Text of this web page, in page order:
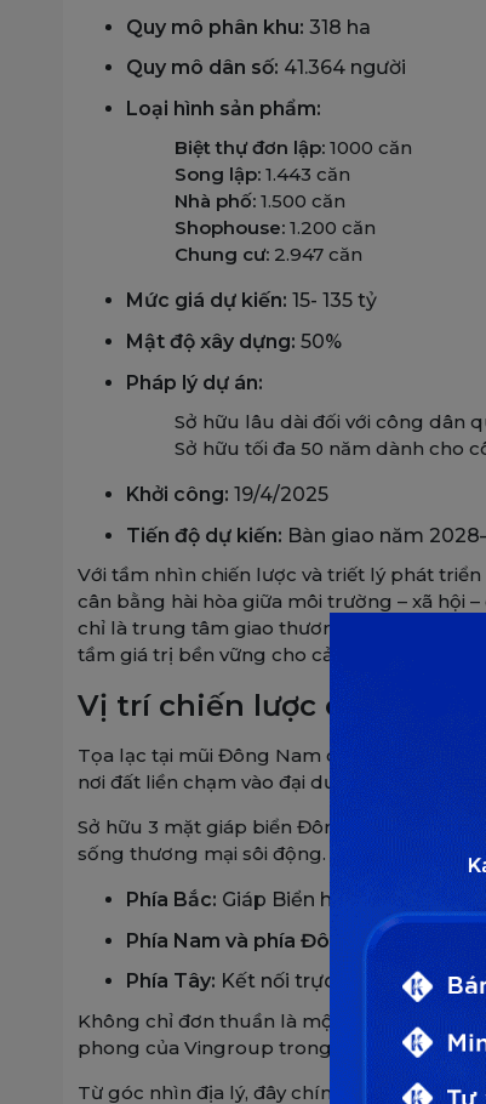
Quy mô phân khu: 318 ha
Quy mô dân số: 41.364 người
Loại hình sản phẩm:
Biệt thự đơn lập: 1000 căn
Song lập: 1.443 căn
Nhà phố: 1.500 căn
Shophouse: 1.200 căn
Chung cư: 2.947 căn
Mức giá dự kiến: 15- 135 tỷ
Mật độ xây dựng: 50%
Pháp lý dự án:
Sở hữu lâu dài đối với công dân
Sở hữu tối đa 50 năm dành cho
Khởi công: 19/4/2025
Tiến độ dự kiến: Bàn giao năm
Với tầm nhìn chiến lược và triết lý phát
cân bằng hài hòa giữa môi trường – xã hội
chỉ là trung tâm giao thương năng động,
tầm giá trị bền vững cho cả cư dân lẫn nhà
Vị trí chiến lược của phân
Tọa lạc tại mũi Đông Nam của đại đô thị
nơi đất liền chạm vào đại dương, mở ra
Sở hữu 3 mặt giáp biển Đông, phân khu
sống thương mại sôi động.
Phía Bắc: Giáp Biển hồ nước mặn và
Phía Nam và phía Đông:Ôm trọn bờ
Phía Tây: Kết nối trực tiếp với phân
Không chỉ đơn thuần là một phân khu ven
phong của Vingroup trong hành trình
Từ góc nhìn địa lý, đây chính là điểm